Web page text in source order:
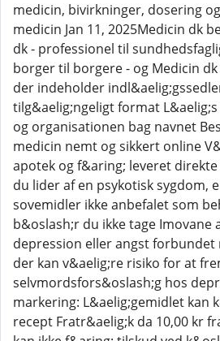
medicin, bivirkninger, dosering
medicin Jan 11, 2025Medicin dk
dk - professionel til
borger til borgere - og Medicin
der indeholder
tilg&aelig;ngeligt format
og organisationen bag navnet
medicin nemt og sikkert online
apotek og f&aring; leveret
du lider af en psykotisk sygdom,
sovemidler ikke anbefalet som
b&oslash;r du ikke tage Imovane
depression eller angst forbundet
der kan v&aelig;re risiko for at
selvmordsfors&oslash;g hos
markering: L&aelig;gemidlet kan
recept Fratr&aelig;k da 10,00 kr